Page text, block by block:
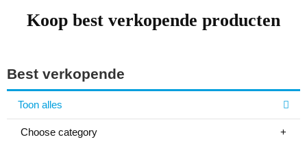
Koop best verkopende producten
Best verkopende
Toon alles
Choose category